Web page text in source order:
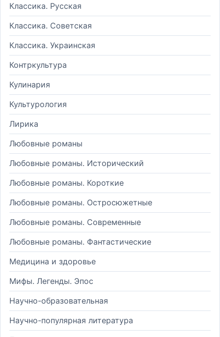
Классика. Русская
Классика. Советская
Классика. Украинская
Контркультура
Кулинария
Культурология
Лирика
Любовные романы
Любовные романы. Исторический
Любовные романы. Короткие
Любовные романы. Остросюжетные
Любовные романы. Современные
Любовные романы. Фантастические
Медицина и здоровье
Мифы. Легенды. Эпос
Научно-образовательная
Научно-популярная литература